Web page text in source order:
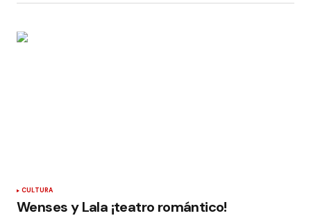
CULTURA
Wenses y Lala ¡teatro romántico!